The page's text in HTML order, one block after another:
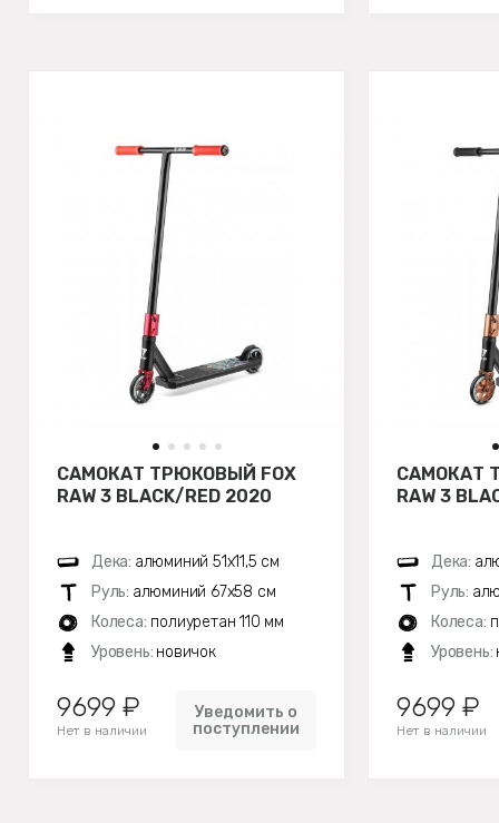
САМОКАТ ТРЮКОВЫЙ FOX
RAW 3 BLACK/RED 2020
Дека: алюминий 51х11,5 см
Руль: алюминий 67х58 см
Колеса: полиуретан 110 мм
Уровень: новичок
9699 ₽
Нет в наличии
Уведомить о
поступлении
САМОКАТ
RAW 3
Дека:
Руль:
Колеса:
Уровень:
9699 ₽
Нет в наличии